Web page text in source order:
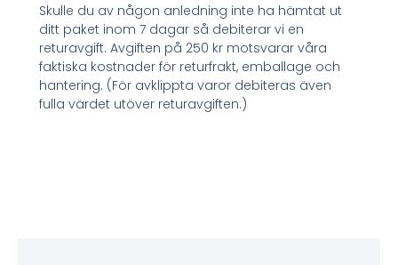
Skulle du av någon anledning inte ha hämtat ut
ditt paket inom 7 dagar så debiterar vi en
returavgift. Avgiften på 250 kr motsvarar våra
faktiska kostnader för returfrakt, emballage och
hantering. (För avklippta varor debiteras även
fulla värdet utöver returavgiften.)